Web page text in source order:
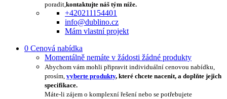
poradit,kontaktujte náš tým níže.
+420211154401
info@dublino.cz
Mám vlastní projekt
0 Cenová nabídka
Momentálně nemáte v žádosti žádné produkty
Abychom vám mohli připravit individuální cenovou nabídku,
prosím, vyberte produkty, které chcete nacenit, a doplňte jejich
specifikace.
Máte-li zájem o komplexní řešení nebo se potřebujete